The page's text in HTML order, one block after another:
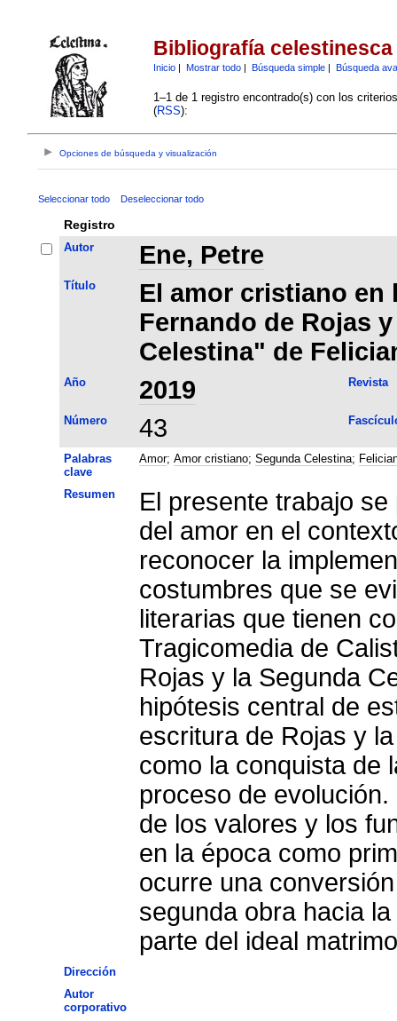
Bibliografía celestinesca
Inicio| Mostrar todo| Búsqueda simple| Búsqueda
1–1 de 1 registro encontrado(s) con los
(RSS):
Opciones de búsqueda y visualización
Seleccionar todo Deseleccionar todo
Registro
Autor Ene, Petre
Título
El amor cristiano en
Fernando de Rojas
Celestina" de
Año 2019 Revista
Número 43
Palabras
clave
Amor; Amor cristiano; Segunda Celestina;
Resumen
El presente trabajo
del amor en el
reconocer la
costumbres que se
literarias que tienen
Tragicomedia de
Rojas y la Segunda
hipótesis central de
escritura de Rojas y
como la conquista de
proceso de
de los valores y los
en la época como
ocurre una
segunda obra hacia
parte del ideal
Dirección
Autor
corporativo